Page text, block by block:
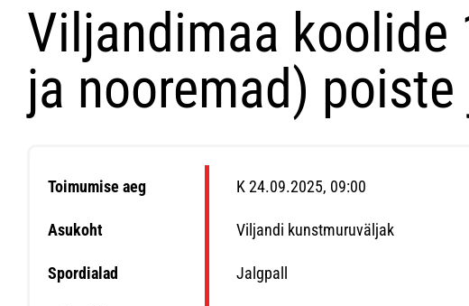
Viljandimaa koolide
ja nooremad)
Toimumise aeg K 24.09.2025, 09:00
Asukoht Viljandi kunstmuruväljak
Spordialad Jalgpall